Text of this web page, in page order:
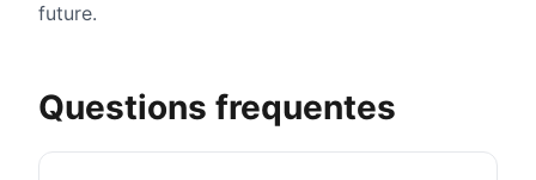
future.
Questions frequentes